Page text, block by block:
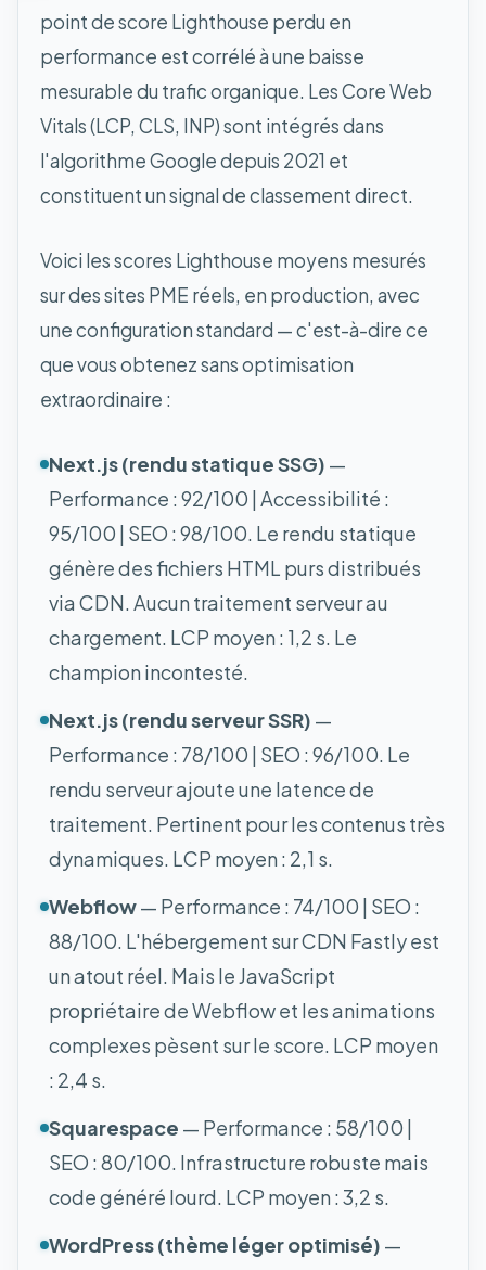
point de score Lighthouse perdu en
performance est corrélé à une baisse
mesurable du trafic organique. Les Core Web
Vitals (LCP, CLS, INP) sont intégrés dans
l'algorithme Google depuis 2021 et
constituent un signal de classement direct.
Voici les scores Lighthouse moyens mesurés
sur des sites PME réels, en production, avec
une configuration standard — c'est-à-dire ce
que vous obtenez sans optimisation
extraordinaire :
Next.js (rendu statique SSG) —
Performance : 92/100 | Accessibilité :
95/100 | SEO : 98/100. Le rendu statique
génère des fichiers HTML purs distribués
via CDN. Aucun traitement serveur au
chargement. LCP moyen : 1,2 s. Le
champion incontesté.
Next.js (rendu serveur SSR) —
Performance : 78/100 | SEO : 96/100. Le
rendu serveur ajoute une latence de
traitement. Pertinent pour les contenus très
dynamiques. LCP moyen : 2,1 s.
Webflow— Performance : 74/100 | SEO :
88/100. L'hébergement sur CDN Fastly est
un atout réel. Mais le JavaScript
propriétaire de Webflow et les animations
complexes pèsent sur le score. LCP moyen
: 2,4 s.
Squarespace — Performance : 58/100 |
SEO : 80/100. Infrastructure robuste mais
code généré lourd. LCP moyen : 3,2 s.
WordPress (thème léger optimisé) —